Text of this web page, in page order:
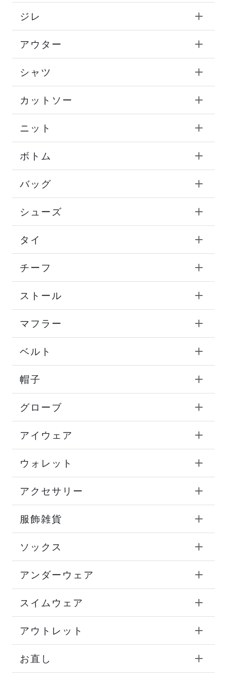
ジレ
アウター
シャツ
カットソー
ニット
ボトム
バッグ
シューズ
タイ
チーフ
ストール
マフラー
ベルト
帽子
グローブ
アイウェア
ウォレット
アクセサリー
服飾雑貨
ソックス
アンダーウェア
スイムウェア
アウトレット
お直し